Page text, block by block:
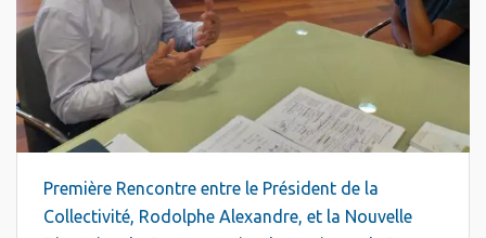
Première Rencontre entre le Président de la
Collectivité, Rodolphe Alexandre, et la Nouvelle